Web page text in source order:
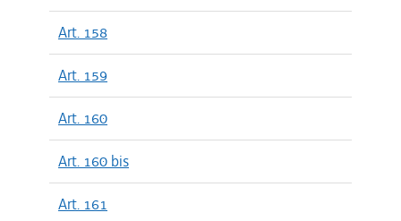
Art. 158
Art. 159
Art. 160
Art. 160 bis
Art. 161